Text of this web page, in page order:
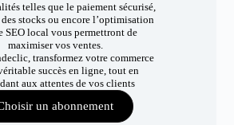
telles que le paiement sécurisé,
stocks ou encore l’optimisation
SEO local vous permettront de
maximiser vos ventes.
transformez votre commerce
succès en ligne, tout en
aux attentes de vos clients
un abonnement